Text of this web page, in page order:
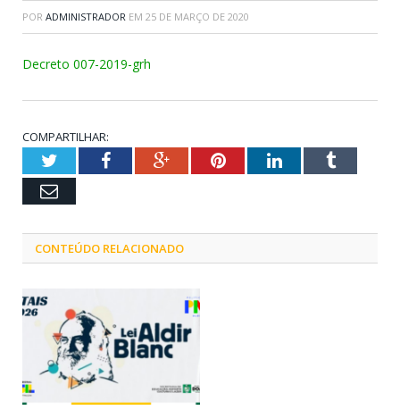
POR ADMINISTRADOR EM 25 DE MARÇO DE 2020
Decreto 007-2019-grh
COMPARTILHAR:
TwitterFacebookGoogle+PinterestLinkedInTumblr
Email
CONTEÚDO RELACIONADO